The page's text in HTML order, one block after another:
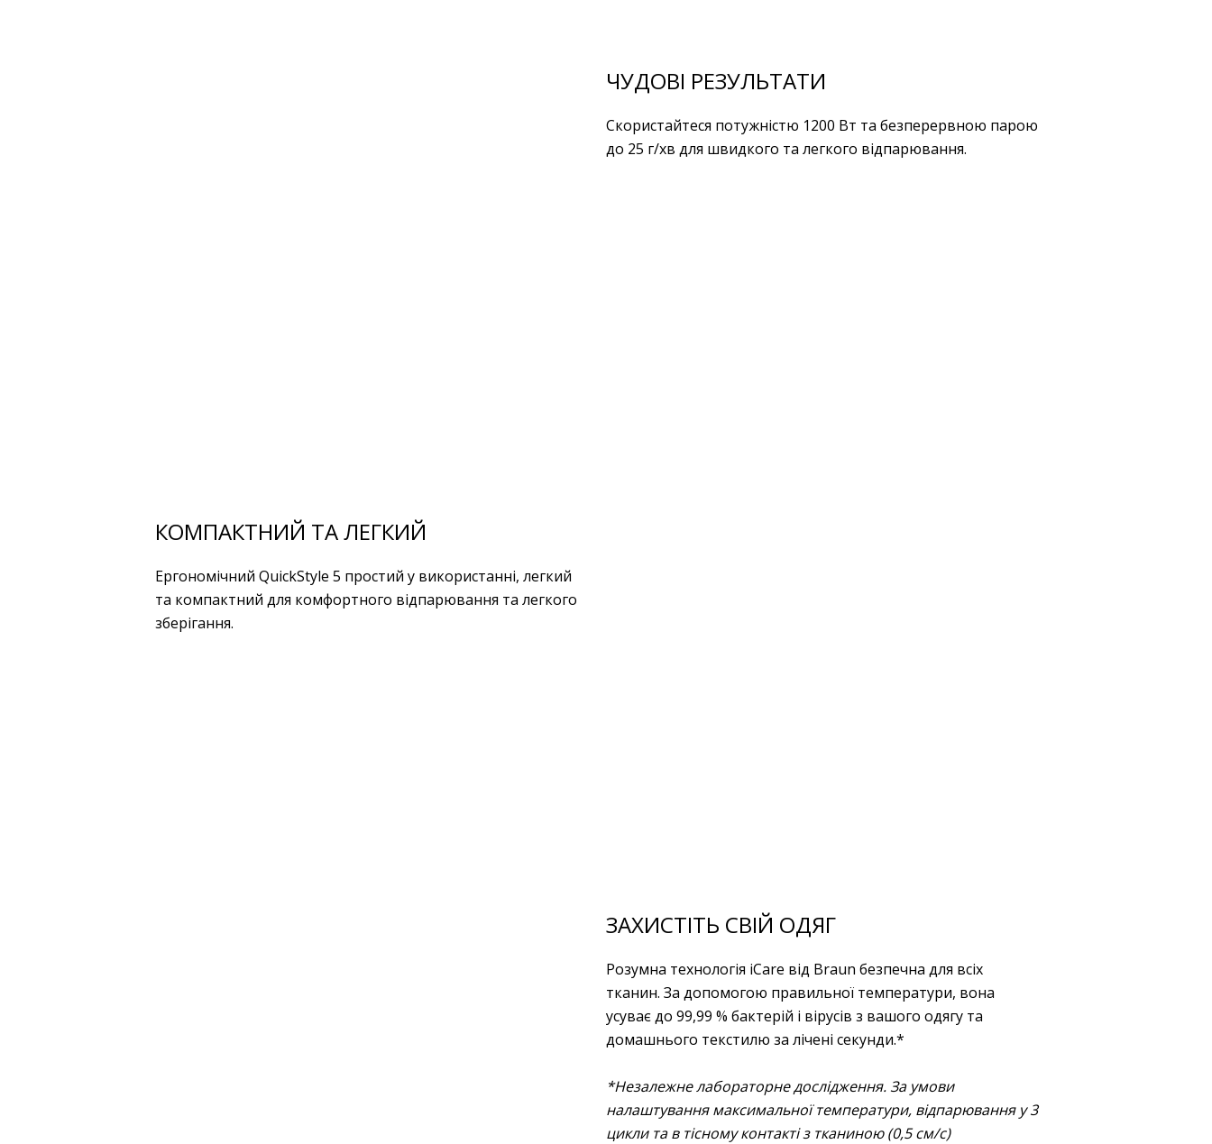
ЧУДОВІ РЕЗУЛЬТАТИ
Скористайтеся потужністю 1200 Вт та безперервною парою
до 25 г/хв для швидкого та легкого відпарювання.
КОМПАКТНИЙ ТА ЛЕГКИЙ
Ергономічний QuickStyle 5 простий у використанні, легкий
та компактний для комфортного відпарювання та легкого
зберігання.
ЗАХИСТІТЬ СВІЙ ОДЯГ
Розумна технологія iCare від Braun безпечна для всіх
тканин. За допомогою правильної температури, вона
усуває до 99,99 % бактерій і вірусів з вашого одягу та
домашнього текстилю за лічені секунди.*
*Незалежне лабораторне дослідження. За умови
налаштування максимальної температури, відпарювання у 3
цикли та в тісному контакті з тканиною (0,5 см/с)